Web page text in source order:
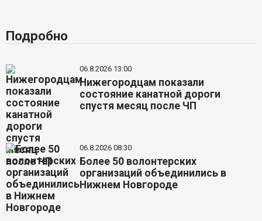
Подробно
06.8.2026 13:00
Нижегородцам показали
состояние канатной дороги
спустя месяц после ЧП
06.8.2026 08:30
Более 50 волонтерских
организаций объединились в
Нижнем Новгороде